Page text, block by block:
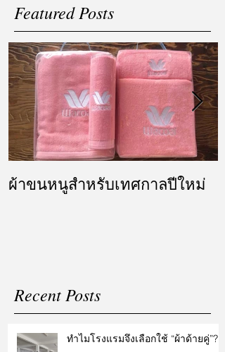
Featured Posts
ผ้าขนหนูสำหรับเทศกาลปีใหม่
Recent Posts
ทำไมโรงแรมจึงเลือกใช้ “ผ้าด้ายคู่”?